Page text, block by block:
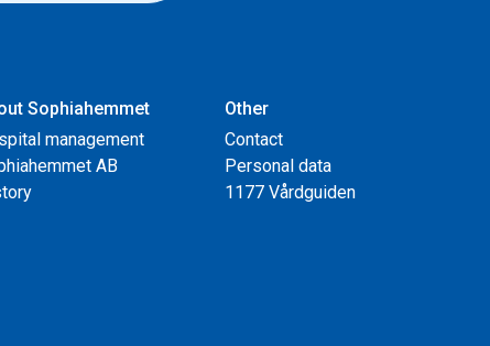
Sophiahemmet
management
AB
Other
Contact
Personal data
1177 Vårdguiden